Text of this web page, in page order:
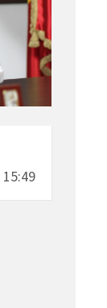
15:49